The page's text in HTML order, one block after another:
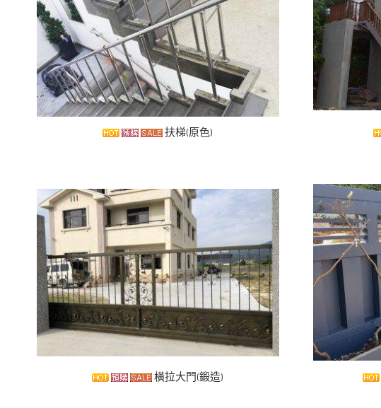
扶梯(原色)
橫拉大門(鍛造)